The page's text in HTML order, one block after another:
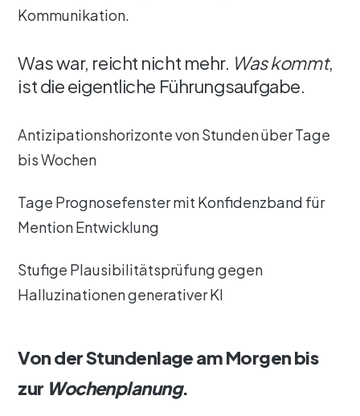
Kommunikation.
Was war, reicht nicht mehr. Was kommt,
ist die eigentliche Führungsaufgabe.
Antizipationshorizonte von Stunden über Tage
bis Wochen
Tage Prognosefenster mit Konfidenzband für
Mention Entwicklung
Stufige Plausibilitätsprüfung gegen
Halluzinationen generativer KI
Von der Stundenlage am Morgen bis
zur Wochenplanung.